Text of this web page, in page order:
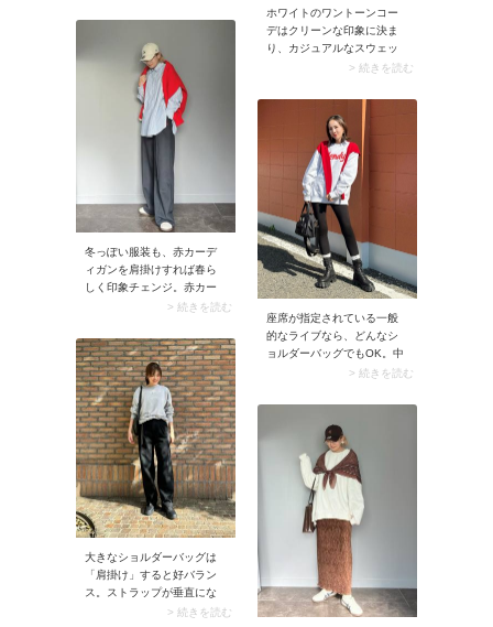
だけなので簡単ですよ。し
袖が二の腕をさりげなくカ
バーして、涼しげな印象
ホワイトのワントーンコー
デはクリーンな印象に決ま
り、カジュアルなスウェッ
トパンツを合わせてもラフ
けするときはアクセントを
プラス。チェック柄のスト
ールや白以外のアウターを
合わせて奥行きのあるコー
デに仕上げましょう。
> 続きを読む
冬っぽい服装も、赤カーデ
ィガンを肩掛けすれば春ら
しく印象チェンジ。赤カー
ディガンが差し色となり、
くなりますよ。カーディガ
ンの色が目を引くのでシン
プルに肩掛けすればOK。肩
にのせて袖を垂らすだけで
サマになります。
> 続きを読む
座席が指定されている一般
的なライブなら、どんなシ
ョルダーバッグでもOK。中
でもイチ押しは「2WAYのシ
にはもちろんハンドバッグ
としても持てるので、使い
勝手は抜群です。
> 続きを読む
大きなショルダーバッグは
「肩掛け」すると好バラン
ス。ストラップが垂直にな
ることで大人っぽい装いを
> 続きを読む